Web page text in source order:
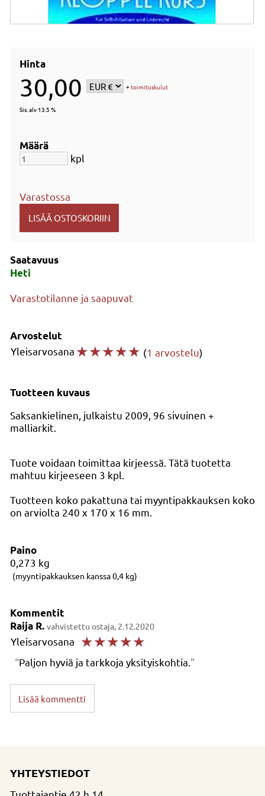
Hinta
30,00 +toimituskulut
Sis. alv 13.5 %
Määrä
kpl
Varastossa
Saatavuus
Heti
Varastotilanne ja saapuvat
Arvostelut
Yleisarvosana ☆☆☆☆☆ (1 arvostelu)
Tuotteen kuvaus
Saksankielinen, julkaistu 2009, 96 sivuinen +
malliarkit.
Tuote voidaan toimittaa kirjeessä. Tätä tuotetta
mahtuu kirjeeseen 3 kpl.
Tuotteen koko pakattuna tai myyntipakkauksen koko
on arviolta 240 x 170 x 16 mm.
Paino
0,273 kg
(myyntipakkauksen kanssa 0,4 kg)
Kommentit
Raija R. vahvistettu ostaja, 2.12.2020
Yleisarvosana ☆☆☆☆☆
Paljon hyviä ja tarkkoja yksityiskohtia.
Lisää kommentti
YHTEYSTIEDOT